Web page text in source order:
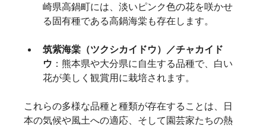
崎県高鍋町には、淡いピンク色の花を咲かせ
る固有種である高鍋海棠も存在します。
筑紫海棠（ツクシカイドウ）／チャカイド
ウ ： 熊本県や大分県に自生する品種で、白い
花が美しく観賞用に栽培されます。
これらの多様な品種と種類が存在することは、日
本の気候や風土への適応、そして園芸家たちの熱